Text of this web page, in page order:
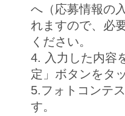
へ（応募情報の
れますので、必
ください。
4. 入力した内容
定」ボタンをタ
5.フォトコンテ
す。